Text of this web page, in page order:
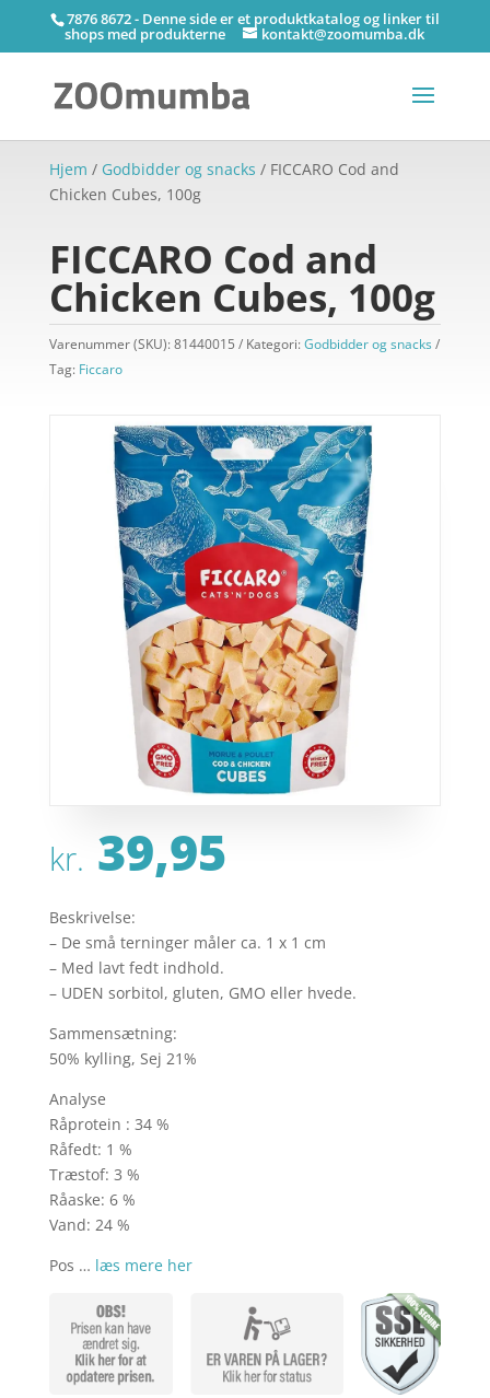
7876 8672 - Denne side er et produktkatalog og linker til
shops med produkterne kontakt@zoomumba.dk
Hjem / Godbidder og snacks / FICCARO Cod and
Chicken Cubes, 100g
FICCARO Cod and
Chicken Cubes, 100g
Varenummer (SKU): 81440015 Kategori: Godbidder og snacks
Tag: Ficcaro
kr. 39,95
Beskrivelse:
– De små terninger måler ca. 1 x 1 cm
– Med lavt fedt indhold.
– UDEN sorbitol, gluten, GMO eller hvede.
Sammensætning:
50% kylling, Sej 21%
Analyse
Råprotein : 34 %
Råfedt: 1 %
Træstof: 3 %
Råaske: 6 %
Vand: 24 %
Pos … læs mere her